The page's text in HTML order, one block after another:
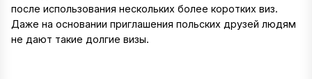
после использования нескольких более коротких виз.
Даже на основании приглашения польских друзей людям
не дают такие долгие визы.